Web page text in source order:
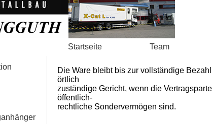
Startseite Team
Die Ware bleibt bis zur vollständige
örtlich
zuständige Gericht, wenn die
öffentlich-
rechtliche Sondervermögen sind.